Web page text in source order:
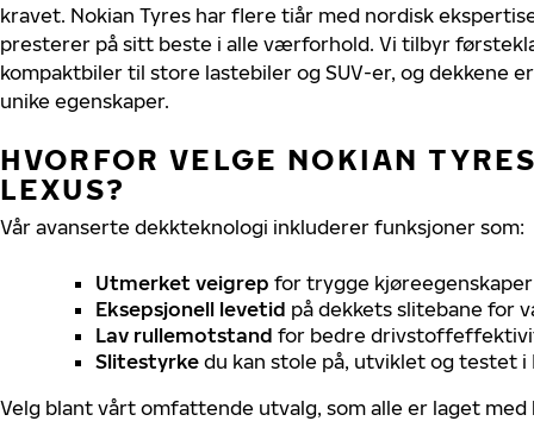
kravet. Nokian Tyres har flere tiår med nordisk
presterer på sitt beste i alle værforhold. Vi tilbyr
kompaktbiler til store lastebiler og SUV-er, og dekkene
unike egenskaper.
HVORFOR VELGE NOKIAN
LEXUS?
Vår avanserte dekkteknologi inkluderer funksjoner som:
Utmerket veigrep for trygge
Eksepsjonell levetid på dekkets slitebane for
Lav rullemotstand for bedre
Slitestyrke du kan stole på, utviklet og testet i
Velg blant vårt omfattende utvalg, som alle er laget